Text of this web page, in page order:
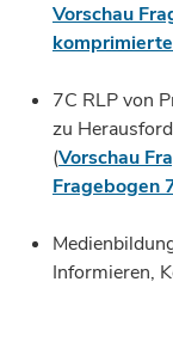
Vorschau
7C RLP von
zu
(Vorschau
Fragebogen
Informieren,